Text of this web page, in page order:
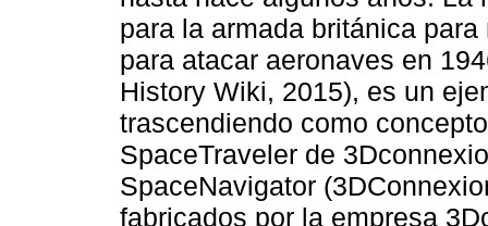
para la armada británica
para atacar aeronaves en
History Wiki, 2015), es un
trascendiendo como
SpaceTraveler de
SpaceNavigator
fabricados por la empresa